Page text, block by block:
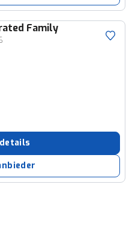
Family